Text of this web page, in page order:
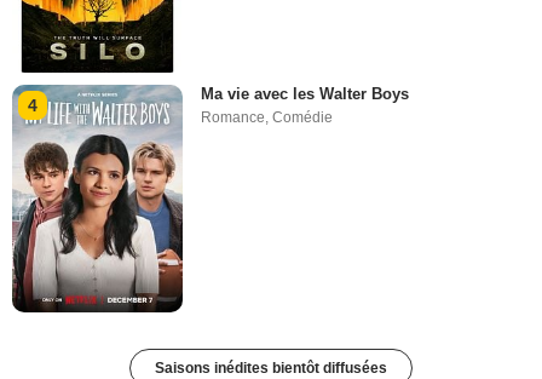
4
Ma vie avec les Walter Boys
Romance,Comédie
Saisons inédites bientôt diffusées